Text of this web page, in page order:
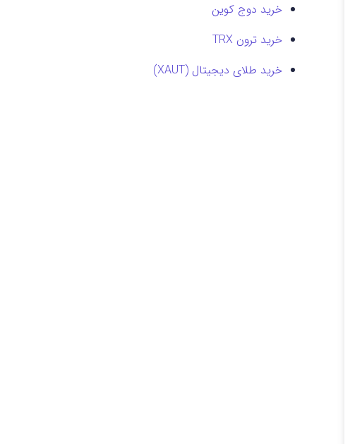
خرید دوج کوین
خرید ترون TRX
خرید طلای دیجیتال (XAUT)